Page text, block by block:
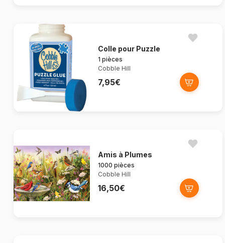
Colle pour Puzzle
1 pièces
Cobble Hill
7,95€
Amis à Plumes
1000 pièces
Cobble Hill
16,50€